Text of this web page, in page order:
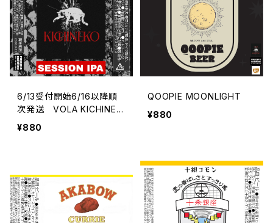
6/13受付開始6/16以降順
次発送 VOLA KICHINEK
O SESSION IPA
¥880
QOOPIE MOONLIGHT
¥880